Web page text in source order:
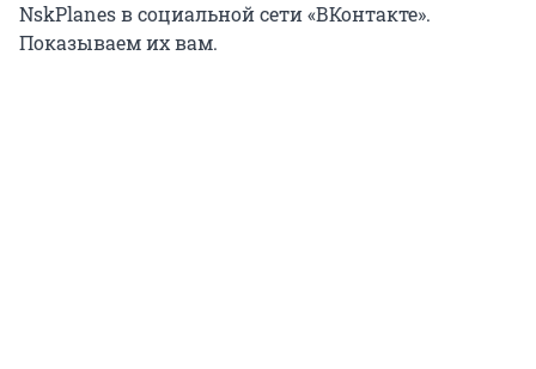
NskPlanes в социальной сети «ВКонтакте».
Показываем их вам.